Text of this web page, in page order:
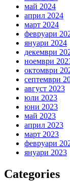
май 2024
април 2024
март 2024
февруари
януари 2024
декември
ноември
октомври
септември
август 2023
юли 2023
юни 2023
май 2023
април 2023
март 2023
февруари
януари 2023
Categories